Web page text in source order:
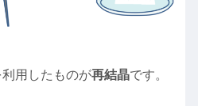
用したものが再結晶です。